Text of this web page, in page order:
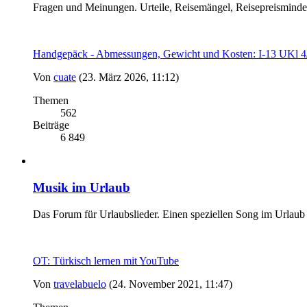
Fragen und Meinungen. Urteile, Reisemängel,
Handgepäck - Abmessungen, Gewicht und Kosten: I-13 UKl
Von cuate (23. März 2026, 11:12)
Themen
562
Beiträge
6 849
Musik im Urlaub
Das Forum für Urlaubslieder. Einen speziellen Song im
OT: Türkisch lernen mit YouTube
Von travelabuelo (24. November 2021, 11:47)